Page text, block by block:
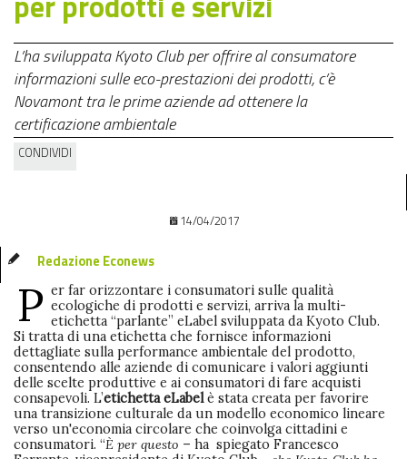
L’ha sviluppata Kyoto Club per offrire al consumatore
informazioni sulle eco-prestazioni dei prodotti, c’è
Novamont tra le prime aziende ad ottenere la
certificazione ambientale
CONDIVIDI
14/04/2017
Redazione Econews
P er far orizzontare i consumatori sulle qualità
ecologiche di prodotti e servizi, arriva la multi-
etichetta “parlante” eLabel sviluppata da Kyoto Club.
Si tratta di una etichetta che fornisce informazioni
dettagliate sulla performance ambientale del prodotto,
consentendo alle aziende di comunicare i valori aggiunti
delle scelte produttive e ai consumatori di fare acquisti
consapevoli. L’etichetta eLabelè stata creata per favorire
una transizione culturale da un modello economico lineare
verso un'economia circolare che coinvolga cittadini e
consumatori. “È per questo – ha spiegato Francesco